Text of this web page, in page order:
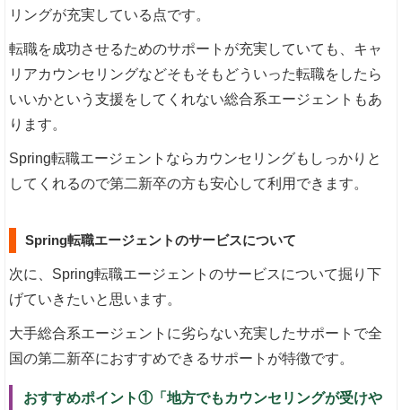
リングが充実している点です。
転職を成功させるためのサポートが充実していても、キャ
リアカウンセリングなどそもそもどういった転職をしたら
いいかという支援をしてくれない総合系エージェントもあ
ります。
Spring転職エージェントならカウンセリングもしっかりと
してくれるので第二新卒の方も安心して利用できます。
Spring転職エージェントのサービスについて
次に、Spring転職エージェントのサービスについて掘り下
げていきたいと思います。
大手総合系エージェントに劣らない充実したサポートで全
国の第二新卒におすすめできるサポートが特徴です。
おすすめポイント①「地方でもカウンセリングが受けや